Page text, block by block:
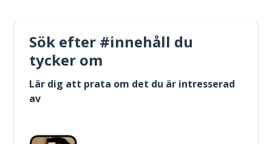
Sök efter #innehåll du
tycker om
Lär dig att prata om det du är intresserad
av